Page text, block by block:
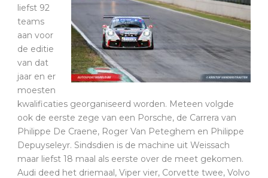
liefst 92
teams
aan voor
de editie
van dat
jaar en er
moesten
kwalificaties georganiseerd worden. Meteen volgde
ook de eerste zege van een Porsche, de Carrera van
Philippe De Craene, Roger Van Peteghem en Philippe
Depuyseleyr. Sindsdien is de machine uit Weissach
maar liefst 18 maal als eerste over de meet gekomen.
Audi deed het driemaal, Viper vier, Corvette twee, Volvo